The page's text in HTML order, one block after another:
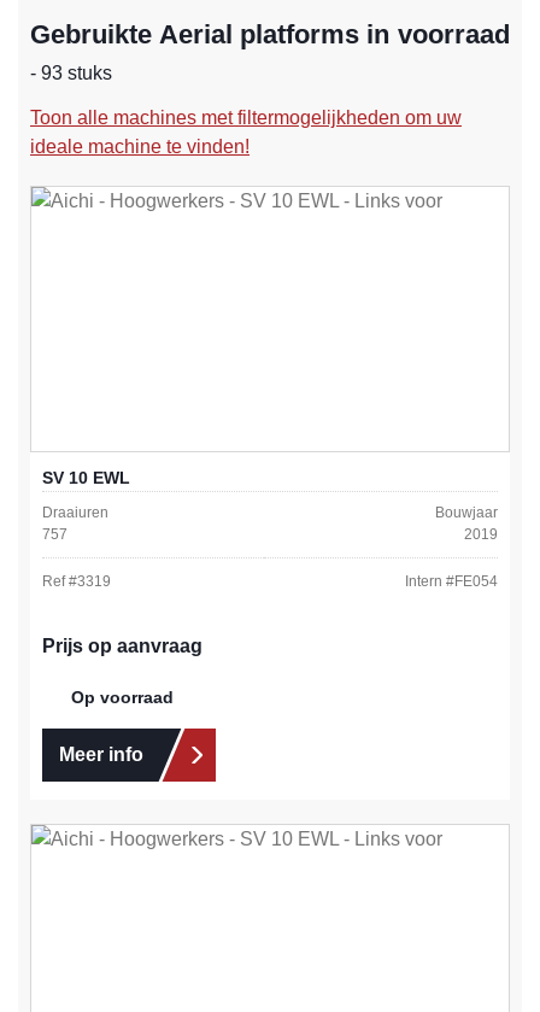
Gebruikte Aerial platforms in voorraad
- 93 stuks
Toon alle machines met filtermogelijkheden om uw
ideale machine te vinden!
SV 10 EWL
Draaiuren
757
Bouwjaar
2019
Ref #3319 Intern #FE054
Prijs op aanvraag
Op voorraad
Meer info